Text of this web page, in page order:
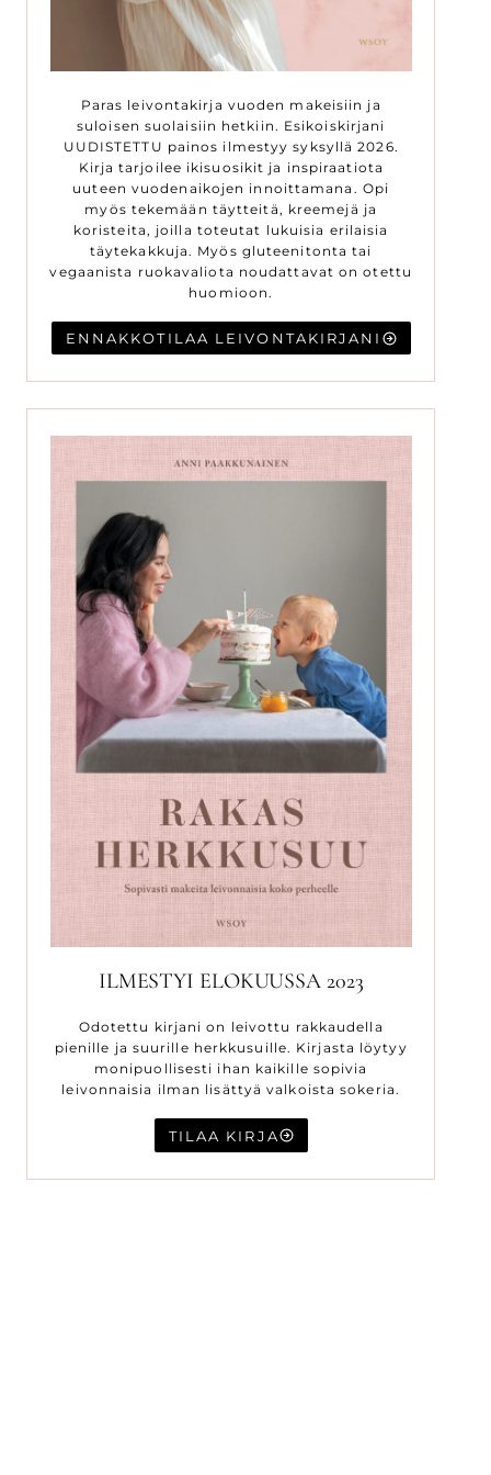
Paras leivontakirja vuoden makeisiin ja
suloisen suolaisiin hetkiin. Esikoiskirjani
UUDISTETTU painos ilmestyy syksyllä 2026.
Kirja tarjoilee ikisuosikit ja inspiraatiota
uuteen vuodenaikojen innoittamana. Opi
myös tekemään täytteitä, kreemejä ja
koristeita, joilla toteutat lukuisia erilaisia
täytekakkuja. Myös gluteenitonta tai
vegaanista ruokavaliota noudattavat on otettu
huomioon.
ENNAKKOTILAA LEIVONTAKIRJANI
ILMESTYI ELOKUUSSA 2023
Odotettu kirjani on leivottu rakkaudella
pienille ja suurille herkkusuille. Kirjasta löytyy
monipuollisesti ihan kaikille sopivia
leivonnaisia ilman lisättyä valkoista sokeria.
TILAA KIRJA